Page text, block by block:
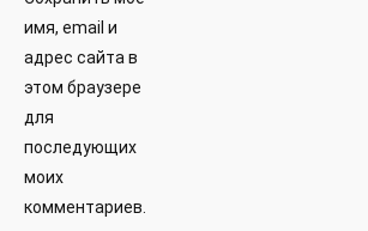
имя, email и
адрес сайта в
этом браузере
для
последующих
моих
комментариев.